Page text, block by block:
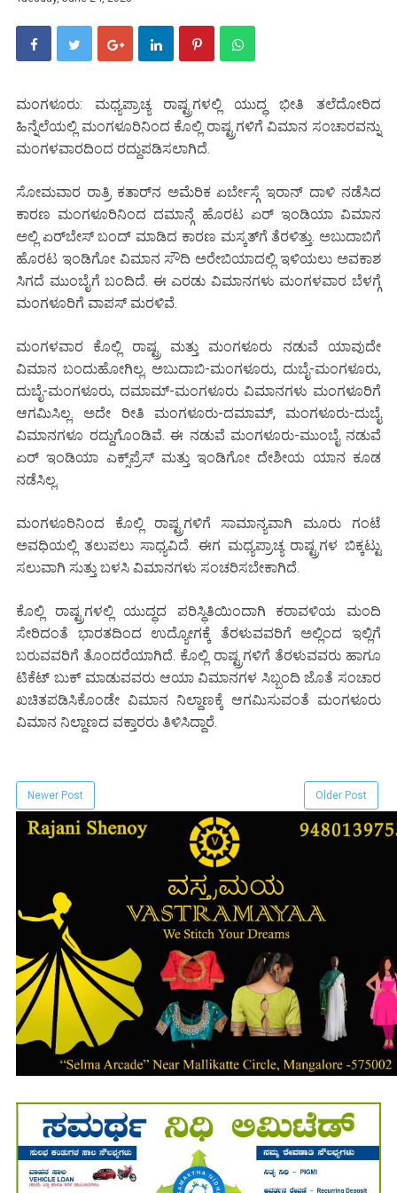
ಮಂಗಳೂರು: ಮಧ್ಯಪ್ರಾಚ್ಯ ರಾಷ್ಟ್ರಗಳಲ್ಲಿ ಯುದ್ಧ ಭೀತಿ ತಲೆದೋರಿದ
ಹಿನ್ನೆಲೆಯಲ್ಲಿ ಮಂಗಳೂರಿನಿಂದ ಕೊಲ್ಲಿ ರಾಷ್ಟ್ರಗಳಿಗೆ ವಿಮಾನ ಸಂಚಾರವನ್ನು
ಮಂಗಳವಾರದಿಂದ ರದ್ದುಪಡಿಸಲಾಗಿದೆ.
ಸೋಮವಾರ ರಾತ್ರಿ ಕತಾರ್‌ನ ಅಮೆರಿಕ ಏರ್ಬೇಸ್ಗೆ ಇರಾನ್ ದಾಳಿ ನಡೆಸಿದ
ಕಾರಣ ಮಂಗಳೂರಿನಿಂದ ದಮಾನ್ಗೆ ಹೊರಟ ಏರ್ ಇಂಡಿಯಾ ವಿಮಾನ
ಅಲ್ಲಿ ಏರ್‌ಬೇಸ್ ಬಂದ್ ಮಾಡಿದ ಕಾರಣ ಮಸ್ಕತ್‌ಗೆ ತೆರಳಿತ್ತು. ಅಬುದಾಬಿಗೆ
ಹೊರಟ ಇಂಡಿಗೋ ವಿಮಾನ ಸೌದಿ ಅರೇಬಿಯಾದಲ್ಲಿ ಇಳಿಯಲು ಅವಕಾಶ
ಸಿಗದೆ ಮುಂಬೈಗೆ ಬಂದಿದೆ. ಈ ಎರಡು ವಿಮಾನಗಳು ಮಂಗಳವಾರ ಬೆಳಗ್ಗೆ
ಮಂಗಳೂರಿಗೆ ವಾಪಸ್ ಮರಳಿವೆ.
ಮಂಗಳವಾರ ಕೊಲ್ಲಿ ರಾಷ್ಟ್ರ ಮತ್ತು ಮಂಗಳೂರು ನಡುವೆ ಯಾವುದೇ
ವಿಮಾನ ಬಂದುಹೋಗಿಲ್ಲ. ಅಬುದಾಬಿ-ಮಂಗಳೂರು, ದುಬೈ-ಮಂಗಳೂರು,
ದುಬೈ-ಮಂಗಳೂರು, ದಮಾಮ್-ಮಂಗಳೂರು ವಿಮಾನಗಳು ಮಂಗಳೂರಿಗೆ
ಆಗಮಿಸಿಲ್ಲ. ಅದೇ ರೀತಿ ಮಂಗಳೂರು-ದಮಾಮ್, ಮಂಗಳೂರು-ದುಬೈ
ವಿಮಾನಗಳೂ ರದ್ದುಗೊಂಡಿವೆ. ಈ ನಡುವೆ ಮಂಗಳೂರು-ಮುಂಬೈ ನಡುವೆ
ಏರ್ ಇಂಡಿಯಾ ಎಕ್ಸ್‌ಪ್ರೆಸ್ ಮತ್ತು ಇಂಡಿಗೋ ದೇಶೀಯ ಯಾನ ಕೂಡ
ನಡೆಸಿಲ್ಲ.
ಮಂಗಳೂರಿನಿಂದ ಕೊಲ್ಲಿ ರಾಷ್ಟ್ರಗಳಿಗೆ ಸಾಮಾನ್ಯವಾಗಿ ಮೂರು ಗಂಟೆ
ಅವಧಿಯಲ್ಲಿ ತಲುಪಲು ಸಾಧ್ಯವಿದೆ. ಈಗ ಮಧ್ಯಪ್ರಾಚ್ಯ ರಾಷ್ಟ್ರಗಳ ಬಿಕ್ಕಟ್ಟು
ಸಲುವಾಗಿ ಸುತ್ತು ಬಳಸಿ ವಿಮಾನಗಳು ಸಂಚರಿಸಬೇಕಾಗಿದೆ.
ಕೊಲ್ಲಿ ರಾಷ್ಟ್ರಗಳಲ್ಲಿ ಯುದ್ಧದ ಪರಿಸ್ಥಿತಿಯಿಂದಾಗಿ ಕರಾವಳಿಯ ಮಂದಿ
ಸೇರಿದಂತೆ ಭಾರತದಿಂದ ಉದ್ಯೋಗಕ್ಕೆ ತೆರಳುವವರಿಗೆ ಅಲ್ಲಿಂದ ಇಲ್ಲಿಗೆ
ಬರುವವರಿಗೆ ತೊಂದರೆಯಾಗಿದೆ. ಕೊಲ್ಲಿ ರಾಷ್ಟ್ರಗಳಿಗೆ ತೆರಳುವವರು ಹಾಗೂ
ಟಿಕೆಟ್ ಬುಕ್ ಮಾಡುವವರು ಆಯಾ ವಿಮಾನಗಳ ಸಿಬ್ಬಂದಿ ಜೊತೆ ಸಂಚಾರ
ಖಚಿತಪಡಿಸಿಕೊಂಡೇ ವಿಮಾನ ನಿಲ್ದಾಣಕ್ಕೆ ಆಗಮಿಸುವಂತೆ ಮಂಗಳೂರು
ವಿಮಾನ ನಿಲ್ದಾಣದ ವಕ್ತಾರರು ತಿಳಿಸಿದ್ದಾರೆ.
Newer Post Older Post